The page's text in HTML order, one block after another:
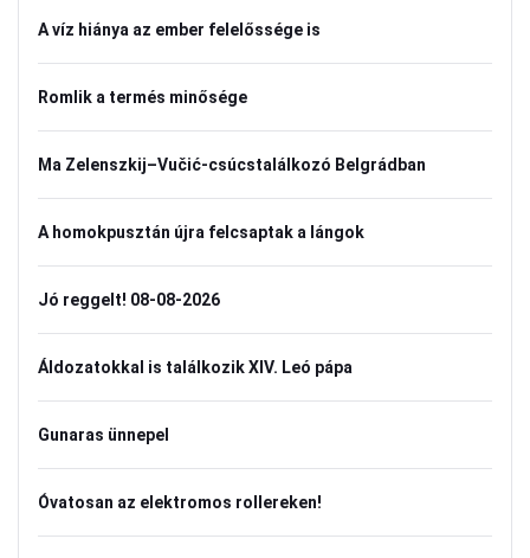
A víz hiánya az ember felelőssége is
Romlik a termés minősége
Ma Zelenszkij–Vučić-csúcstalálkozó Belgrádban
A homokpusztán újra felcsaptak a lángok
Jó reggelt! 08-08-2026
Áldozatokkal is találkozik XIV. Leó pápa
Gunaras ünnepel
Óvatosan az elektromos rollereken!